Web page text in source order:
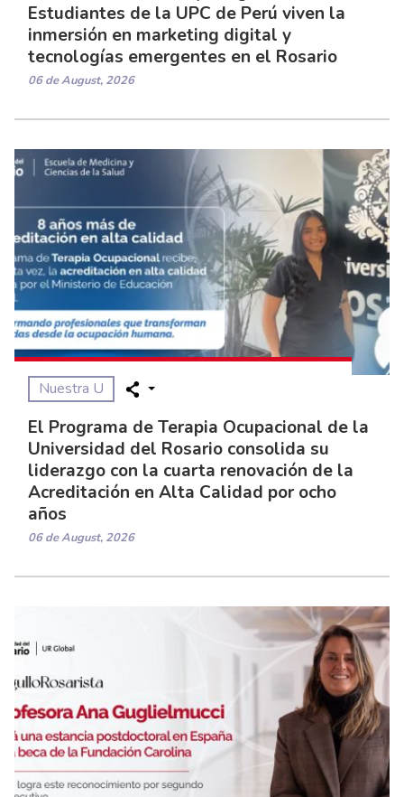
Estudiantes de la UPC de Perú viven la
inmersión en marketing digital y
tecnologías emergentes en el Rosario
06 de August, 2026
Nuestra U
El Programa de Terapia Ocupacional de la
Universidad del Rosario consolida su
liderazgo con la cuarta renovación de la
Acreditación en Alta Calidad por ocho
años
06 de August, 2026